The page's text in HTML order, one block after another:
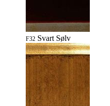
F32 Svart Sølv